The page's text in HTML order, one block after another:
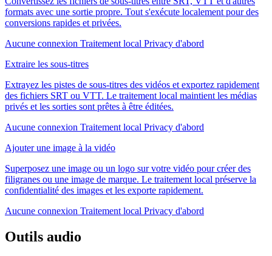
formats avec une sortie propre. Tout s'exécute localement pour des
conversions rapides et privées.
Aucune connexion Traitement local Privacy d'abord
Extraire les sous-titres
Extrayez les pistes de sous-titres des vidéos et exportez rapidement
des fichiers SRT ou VTT. Le traitement local maintient les médias
privés et les sorties sont prêtes à être éditées.
Aucune connexion Traitement local Privacy d'abord
Ajouter une image à la vidéo
Superposez une image ou un logo sur votre vidéo pour créer des
filigranes ou une image de marque. Le traitement local préserve la
confidentialité des images et les exporte rapidement.
Aucune connexion Traitement local Privacy d'abord
Outils audio